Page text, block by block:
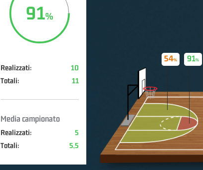
91
Realizzati:
10
Totali:
11
Media campionato
Realizzati:
5
Totali:
5,5
91
54